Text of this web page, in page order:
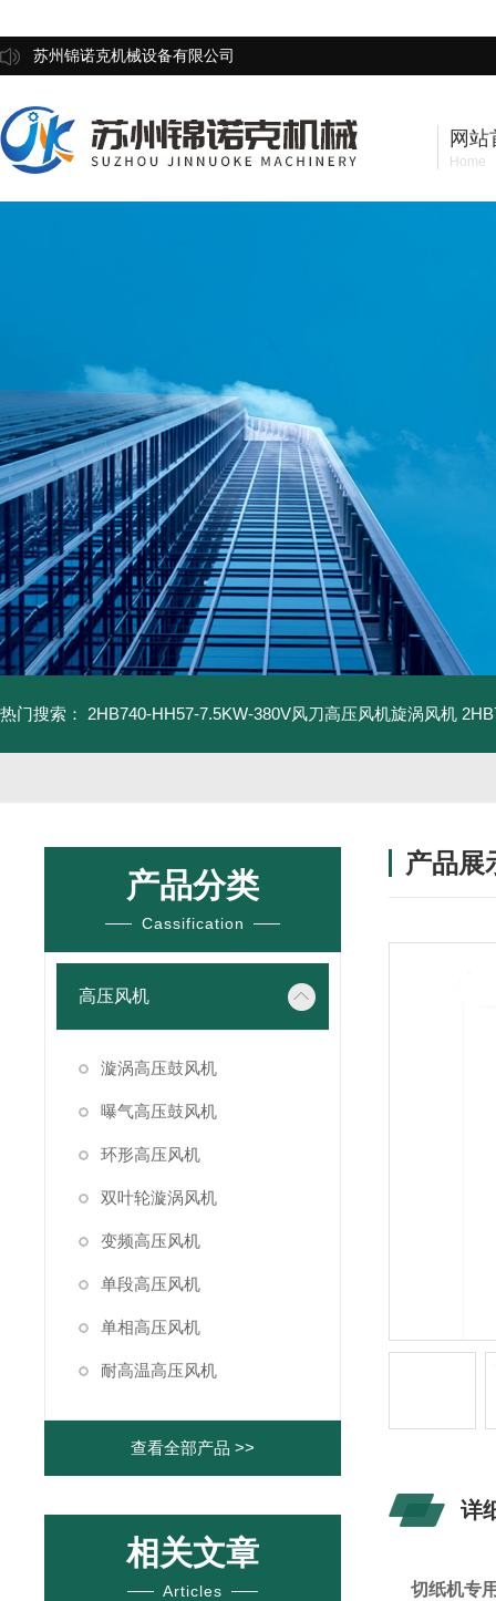
苏州锦诺克机械设备有限公司
网站
Home
热门搜索： 2HB740-HH57-7.5KW-380V风刀高压风机旋涡风机
产品分类
Cassification
高压风机
漩涡高压鼓风机
曝气高压鼓风机
环形高压风机
双叶轮漩涡风机
变频高压风机
单段高压风机
单相高压风机
耐高温高压风机
查看全部产品 >>
相关文章
Articles
产品展
详
切纸机专